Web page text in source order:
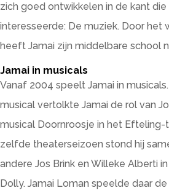
zich goed ontwikkelen in de kant
interesseerde: De muziek. Door het
heeft Jamai zijn middelbare school
Jamai in musicals
Vanaf 2004 speelt Jamai in
musical vertolkte Jamai de rol van
musical Doornroosje in het Efteling-
zelfde theaterseizoen stond hij
andere Jos Brink en Willeke Alberti
Dolly. Jamai Loman speelde daar